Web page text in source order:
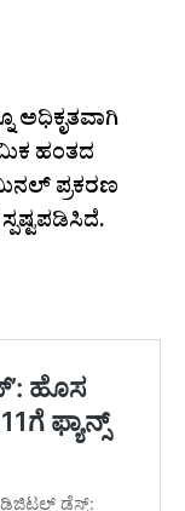
ಅಧಿಕೃತವಾಗಿ
ಹಂತದ
ಪ್ರಕರಣ